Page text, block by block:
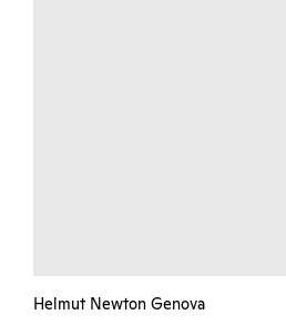
Helmut Newton Genova